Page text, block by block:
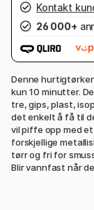
Kontakt
26 000+
Denne
kun 10 minutter.
tre, gips, plast,
det enkelt å få til
vil piffe opp med
forskjellige
tørr og fri for
Blir vannfast når